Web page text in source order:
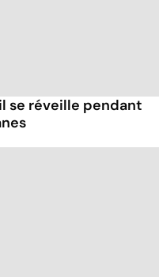
se réveille pendant